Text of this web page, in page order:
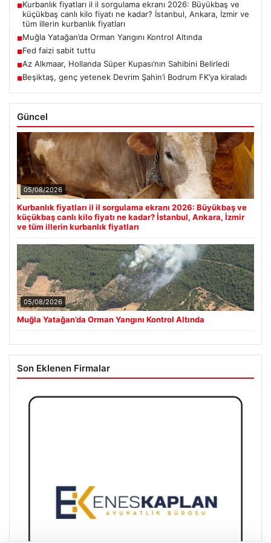
■Kurbanlık fiyatları il il sorgulama ekranı 2026: Büyükbaş ve
küçükbaş canlı kilo fiyatı ne kadar? İstanbul, Ankara, İzmir ve
tüm illerin kurbanlık fiyatları
■Muğla Yatağan’da Orman Yangını Kontrol Altında
■Fed faizi sabit tuttu
■Az Alkmaar, Hollanda Süper Kupası’nın Sahibini Belirledi
■Beşiktaş, genç yetenek Devrim Şahin’i Bodrum FK’ya kiraladı
Güncel
05/08/2026
Kurbanlık fiyatları il il sorgulama ekranı 2026: Büyükbaş ve
küçükbaş canlı kilo fiyatı ne kadar? İstanbul, Ankara, İzmir
ve tüm illerin kurbanlık fiyatları
05/08/2026
Muğla Yatağan’da Orman Yangını Kontrol Altında
Son Eklenen Firmalar